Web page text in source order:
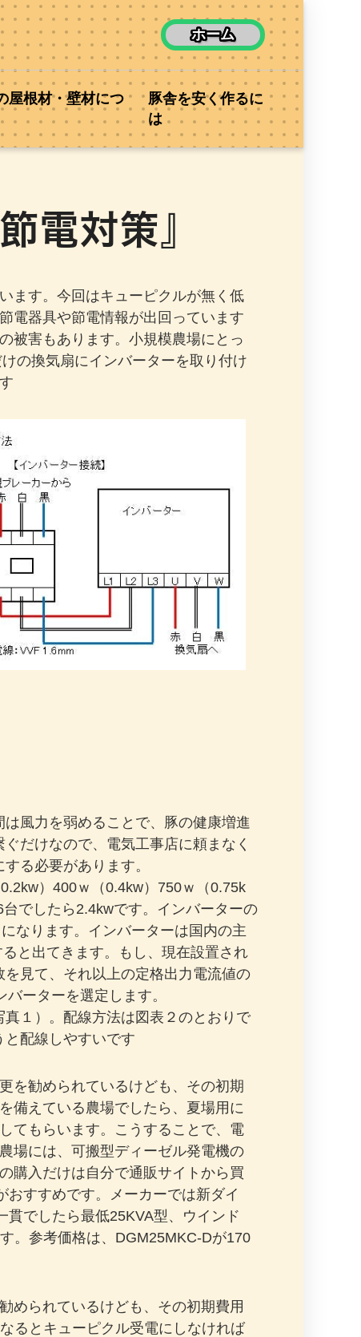
ホーム
屋根材・壁材につ
豚舎を安く作るに
は
電対策』
ます。今回はキューピクルが無く低
電器具や節電情報が出回っています
被害もあります。小規模農場にとっ
の換気扇にインバーターを取り付け
風力を弱めることで、豚の健康増進
だけなので、電気工事店に頼まなく
る必要があります。
）400ｗ（0.4kw）750ｗ（0.75k
でしたら2.4kwです。インバーターの
なります。インバーターは国内の主
と出てきます。もし、現在設置され
見て、それ以上の定格出力電流値の
ーターを選定します。
１）。配線方法は図表２のとおりで
配線しやすいです
を勧められているけども、その初期
備えている農場でしたら、夏場用に
てもらいます。こうすることで、電
場には、可搬型ディーゼル発電機の
購入だけは自分で通販サイトから買
すすめです。メーカーでは新ダイ
でしたら最低25KVA型、ウインド
。参考価格は、DGM25MKC-Dが170
められているけども、その初期費用
るとキューピクル受電にしなければ